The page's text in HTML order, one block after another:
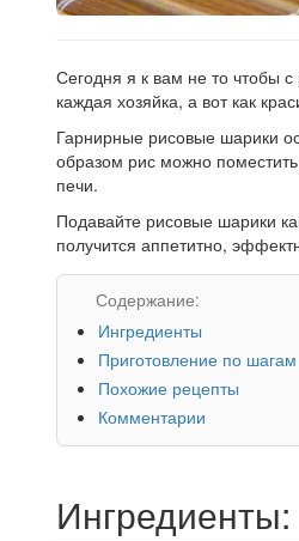
Сегодня я к вам не то чтобы
каждая хозяйка, а вот как
Гарнирные рисовые шарики
образом рис можно
печи.
Подавайте рисовые шарики
получится аппетитно,
Содержание:
Ингредиенты
Приготовление по шагам
Похожие рецепты
Комментарии
Ингредиенты: